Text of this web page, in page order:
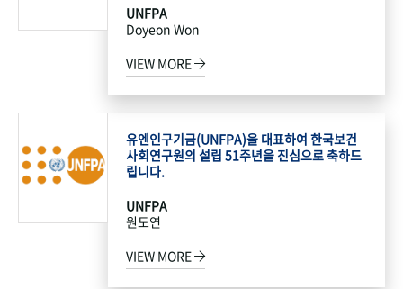
UNFPA
Doyeon Won
VIEW MORE
유엔인구기금(UNFPA)을 대표하여 한국보건
사회연구원의 설립 51주년을 진심으로 축하드
립니다.
UNFPA
원도연
VIEW MORE